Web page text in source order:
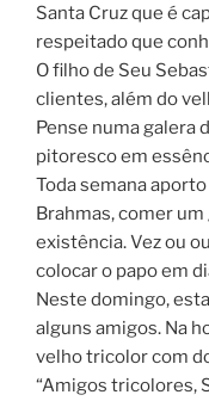
Santa Cruz que é
respeitado que
O filho de Seu
clientes, além do
Pense numa galera
pitoresco em
Toda semana
Brahmas, comer
existência. Vez ou
colocar o papo em
Neste domingo,
alguns amigos. Na
velho tricolor com
“Amigos tricolores,